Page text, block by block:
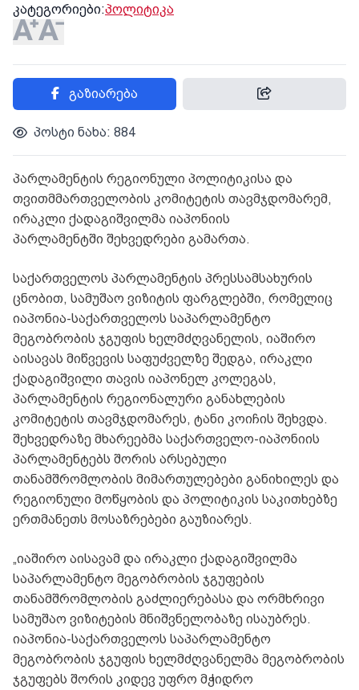
კატეგორიები:პოლიტიკა
გაზიარება
პოსტი ნახა: 884
პარლამენტის რეგიონული პოლიტიკისა და
თვითმმართველობის კომიტეტის თავმჯდომარემ,
ირაკლი ქადაგიშვილმა იაპონიის
პარლამენტში შეხვედრები გამართა.
საქართველოს პარლამენტის პრესსამსახურის
ცნობით, სამუშაო ვიზიტის ფარგლებში, რომელიც
იაპონია-საქართველოს საპარლამენტო
მეგობრობის ჯგუფის ხელმძღვანელის, იაშირო
აისავას მიწვევის საფუძველზე შედგა, ირაკლი
ქადაგიშვილი თავის იაპონელ კოლეგას,
პარლამენტის რეგიონალური განახლების
კომიტეტის თავმჯდომარეს, ტანი კოიჩის შეხვდა.
შეხვედრაზე მხარეებმა საქართველო-იაპონიის
პარლამენტებს შორის არსებული
თანამშრომლობის მიმართულებები განიხილეს და
რეგიონული მოწყობის და პოლიტიკის საკითხებზე
ერთმანეთს მოსაზრებები გაუზიარეს.
„იაშირო აისავამ და ირაკლი ქადაგიშვილმა
საპარლამენტო მეგობრობის ჯგუფების
თანამშრომლობის გაძლიერებასა და ორმხრივი
სამუშაო ვიზიტების მნიშვნელობაზე ისაუბრეს.
იაპონია-საქართველოს საპარლამენტო
მეგობრობის ჯგუფის ხელმძღვანელმა მეგობრობის
ჯგუფებს შორის კიდევ უფრო მჭიდრო